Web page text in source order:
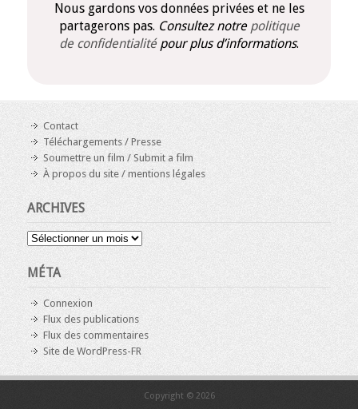
Nous gardons vos données privées et ne les
partagerons pas. Consultez notre politique
de confidentialité pour plus d’informations.
Contact
Téléchargements / Presse
Soumettre un film / Submit a film
À propos du site / mentions légales
ARCHIVES
Archives
MÉTA
Connexion
Flux des publications
Flux des commentaires
Site de WordPress-FR
Copyright © 2026